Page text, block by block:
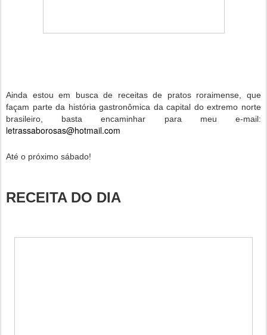
Ainda estou em busca de receitas de pratos roraimense, que
façam parte da história gastronômica da capital do extremo norte
brasileiro, basta encaminhar para meu e-mail:
letrassaborosas@hotmail.com
Até o próximo sábado!
RECEITA DO DIA